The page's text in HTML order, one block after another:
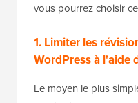
vous pourrez choisir
1. Limiter les
WordPress à l'aide
Le moyen le plus